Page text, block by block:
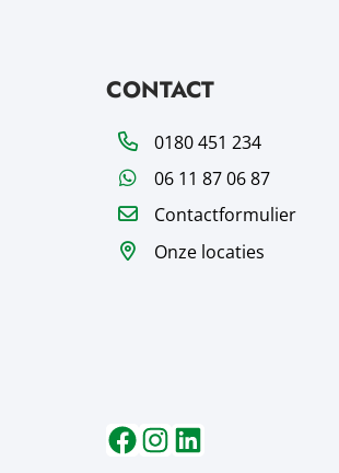
CONTACT
Telefoon0180 451 234
WhatsApp06 11 87 06 87
Contactformulier
Onze locaties
Volg ons op
Facebook
Volg ons op
Instagram
Volg ons op
LinkedIn